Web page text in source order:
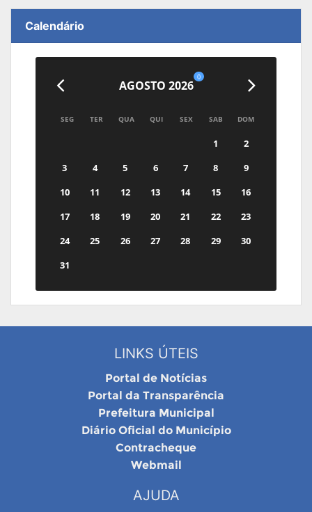
Calendário
AGOSTO 2026
0
SEG TER QUA QUI SEX SAB DOM
1
2
3
4 5 6 7 8
9
10
11 12 13 14 15
16
17
18 19 20 21 22
23
24
25 26 27 28 29
30
31
LINKS ÚTEIS
Portal de Notícias
Portal da Transparência
Prefeitura Municipal
Diário Oficial do Município
Contracheque
Webmail
AJUDA